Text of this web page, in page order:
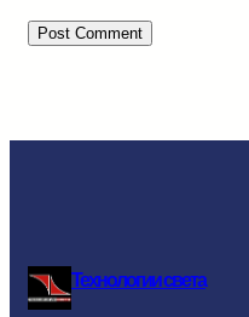
Технологии света